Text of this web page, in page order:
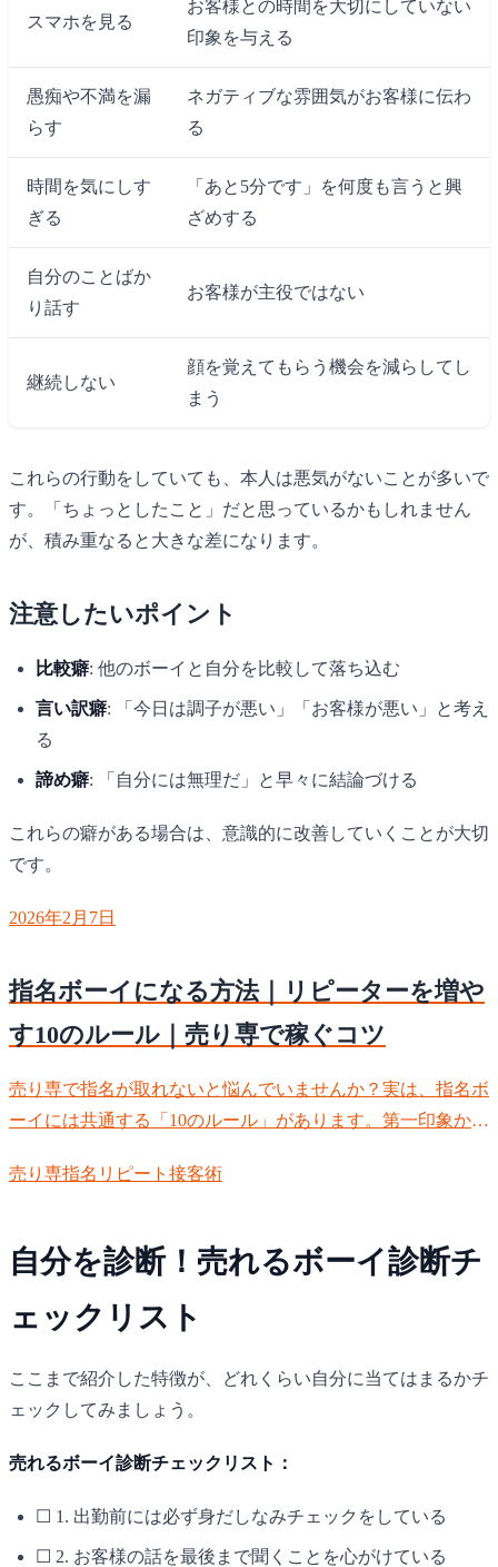
スマホを見る
お客様との時間を大切にしていない
印象を与える
愚痴や不満を漏
らす
ネガティブな雰囲気がお客様に伝わ
る
時間を気にしす
ぎる
「あと5分です」を何度も言うと興
ざめする
自分のことばか
り話す
お客様が主役ではない
継続しない
顔を覚えてもらう機会を減らしてし
まう
これらの行動をしていても、本人は悪気がないことが多いで
す。「ちょっとしたこと」だと思っているかもしれません
が、積み重なると大きな差になります。
注意したいポイント
比較癖: 他のボーイと自分を比較して落ち込む
言い訳癖: 「今日は調子が悪い」「お客様が悪い」と考え
る
諦め癖: 「自分には無理だ」と早々に結論づける
これらの癖がある場合は、意識的に改善していくことが大切
です。
2026年2月7日
指名ボーイになる方法｜リピーターを増や
す10のルール｜売り専で稼ぐコツ
売り専で指名が取れないと悩んでいませんか？実は、指名ボ
ーイには共通する「10のルール」があります。第一印象から
しく解説します。顔に自信がなくても、接客術で指名率は上
売り専指名 リピート 接客術
自分を診断！売れるボーイ診断チ
ェックリスト
ここまで紹介した特徴が、どれくらい自分に当てはまるかチ
ェックしてみましょう。
売れるボーイ診断チェックリスト：
☐ 1. 出勤前には必ず身だしなみチェックをしている
☐ 2. お客様の話を最後まで聞くことを心がけている